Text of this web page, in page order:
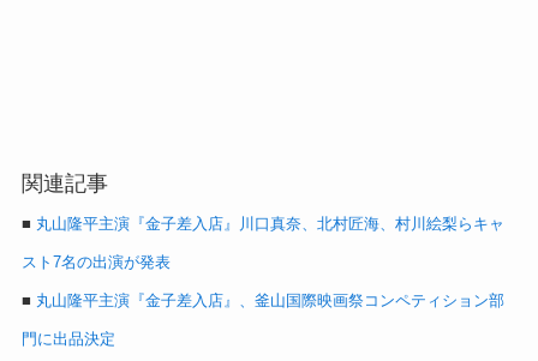
関連記事
■ 丸山隆平主演『金子差入店』川口真奈、北村匠海、村川絵梨らキャ
スト7名の出演が発表
■ 丸山隆平主演『金子差入店』、釜山国際映画祭コンペティション部
門に出品決定